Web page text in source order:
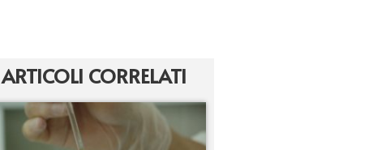
ARTICOLI CORRELATI